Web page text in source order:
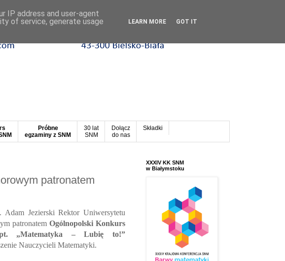
Próbne
egzaminy z SNM
30 lat
SNM
Dołącz
do nas
Składki
patronatem
Jezierski Rektor Uniwersytetu
patronatem Ogólnopolski Konkurs
pt. „Matematyka – Lubię to!”
Nauczycieli Matematyki.
XXXIV KK SNM
w Białymstoku
IP address and user-agent
of service, generate usage
LEARN MORE GOT IT